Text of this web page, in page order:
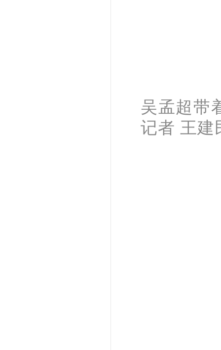
吴孟超带
记者 王建